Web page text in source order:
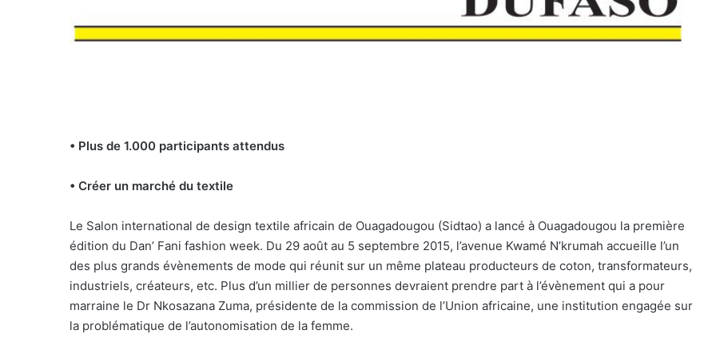
• Plus de 1.000 participants attendus
• Créer un marché du textile
Le Salon international de design textile africain de Ouagadougou (Sidtao) a lancé à Ouagadougou la première
édition du Dan’ Fani fashion week. Du 29 août au 5 septembre 2015, l’avenue Kwamé N’krumah accueille l’un
des plus grands évènements de mode qui réunit sur un même plateau producteurs de coton, transformateurs,
industriels, créateurs, etc. Plus d’un millier de personnes devraient prendre part à l’évènement qui a pour
marraine le Dr Nkosazana Zuma, présidente de la commission de l’Union africaine, une institution engagée sur
la problématique de l’autonomisation de la femme.